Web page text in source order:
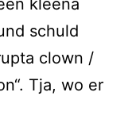
schuld
clown /
Tja, wo er